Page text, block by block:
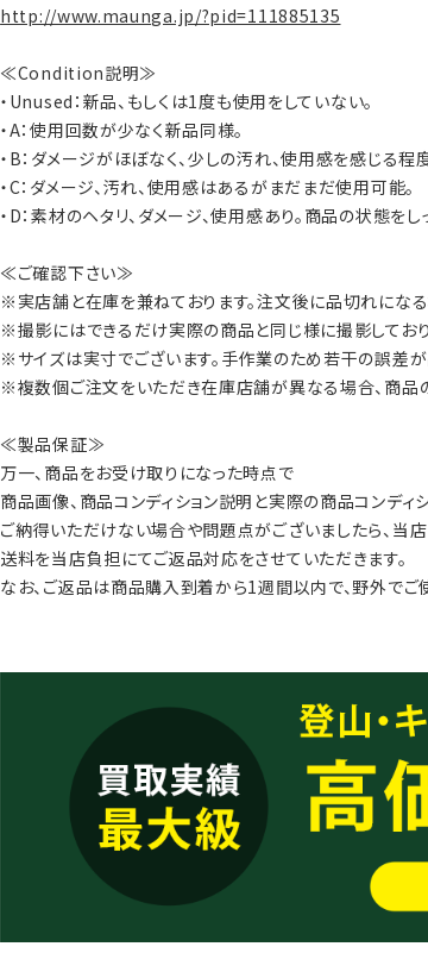
http://www.maunga.jp/?pid=111885135
≪Condition説明≫
・Unused：新品、もしくは1度も使用をしていない。
・A：使用回数が少なく新品同様。
・B：ダメージがほぼなく、少しの汚れ、使用感を感じる程
・C：ダメージ、汚れ、使用感はあるがまだまだ使用可能。
・D：素材のヘタリ、ダメージ、使用感あり。商品の状態をし
≪ご確認下さい≫
※実店舗と在庫を兼ねております。注文後に品切れにな
※撮影にはできるだけ実際の商品と同じ様に撮影してお
※サイズは実寸でございます。手作業のため若干の誤差が
※複数個ご注文をいただき在庫店舗が異なる場合、商品
≪製品保証≫
万一、商品をお受け取りになった時点で
商品画像、商品コンディション説明と実際の商品コンディ
ご納得いただけない場合や問題点がございましたら、当店
送料を当店負担にてご返品対応をさせていただきます。
なお、ご返品は商品購入到着から1週間以内で、野外で